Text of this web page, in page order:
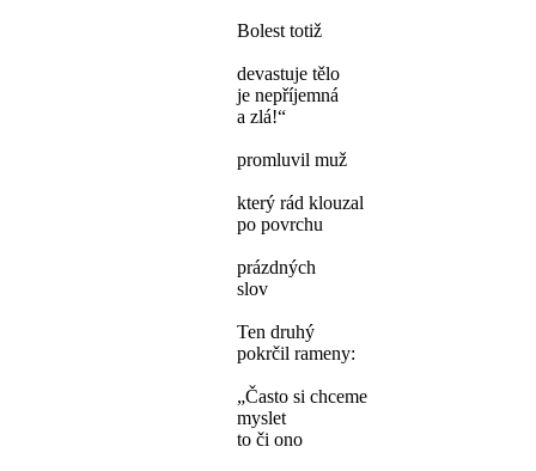
Bolest totiž
devastuje tělo
je nepříjemná
a zlá!“
promluvil muž
který rád klouzal
po povrchu
prázdných
slov
Ten druhý
pokrčil rameny:
„Často si chceme
myslet
to či ono